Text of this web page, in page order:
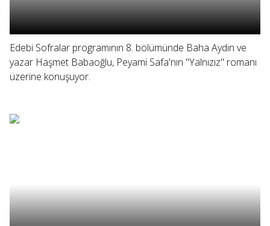
Edebi Sofralar programının 8. bölümünde Baha Aydın ve
yazar Haşmet Babaoğlu, Peyami Safa'nın "Yalnızız" romanı
üzerine konuşuyor.